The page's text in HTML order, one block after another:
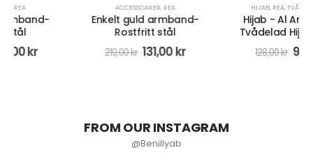
Enkelt guld armband-
131,00kr
TVÅDELAD HIJAB
Hijab - Al Amira Lycra
Tvådelad Hijab - Beige
99,00kr
FROM OUR INSTAGRAM
@Benillyab